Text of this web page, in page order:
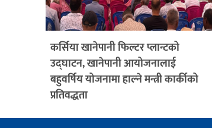
कर्सिया खानेपानी फिल्टर प्लान्टको
उद्घाटन, खानेपानी आयोजनालाई
बहुवर्षिय योजनामा हाल्ने मन्त्री कार्कीको
प्रतिवद्धता